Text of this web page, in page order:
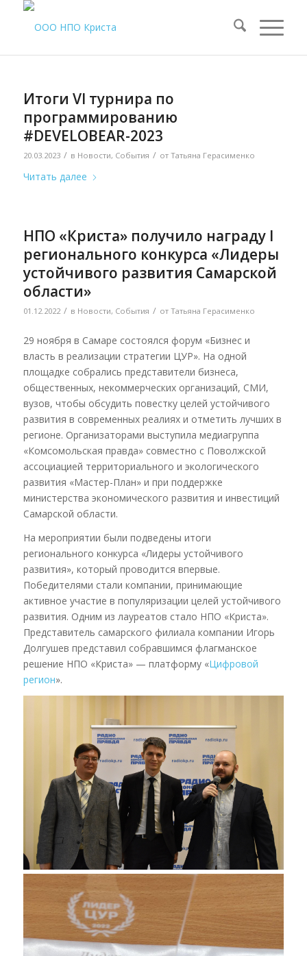
Итоги VI турнира по
программированию
#DEVELOBEAR-2023
20.03.2023 / в Новости, События / от Татьяна Герасименко
Читать далее
НПО «Криста» получило награду I
регионального конкурса «Лидеры
устойчивого развития Самарской
области»
01.12.2022 / в Новости, События / от Татьяна Герасименко
29 ноября в Самаре состоялся форум «Бизнес и
власть в реализации стратегии ЦУР». На одной
площадке собрались представители бизнеса,
общественных, некоммерческих организаций, СМИ,
вузов, чтобы обсудить повестку целей устойчивого
развития в современных реалиях и отметить лучших в
регионе. Организаторами выступила медиагруппа
«Комсомольская правда» совместно с Поволжской
ассоциацией территориального и экологического
развития «Мастер-План» и при поддержке
министерства экономического развития и инвестиций
Самарской области.
На мероприятии были подведены итоги
регионального конкурса «Лидеры устойчивого
развития», который проводится впервые.
Победителями стали компании, принимающие
активное участие в популяризации целей устойчивого
развития. Одним из лауреатов стало НПО «Криста».
Представитель самарского филиала компании Игорь
Долгушев представил собравшимся флагманское
решение НПО «Криста» — платформу «Цифровой
регион».